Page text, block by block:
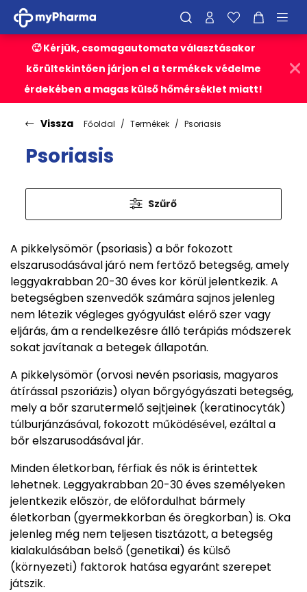
🥵 Kérjük, csomagautomata választásakor
körültekintően járjon el a termékek védelme
érdekében a magas külső hőmérséklet miatt!
Vissza Főoldal Termékek Psoriasis
Psoriasis
Szűrő
A pikkelysömör (psoriasis) a bőr fokozott
elszarusodásával járó nem fertőző betegség, amely
leggyakrabban 20-30 éves kor körül jelentkezik. A
betegségben szenvedők számára sajnos jelenleg
nem létezik végleges gyógyulást elérő szer vagy
eljárás, ám a rendelkezésre álló terápiás módszerek
sokat javítanak a betegek állapotán.
A pikkelysömör (orvosi nevén psoriasis, magyaros
átírással pszoriázis) olyan bőrgyógyászati betegség,
mely a bőr szarutermelő sejtjeinek (keratinocyták)
túlburjánzásával, fokozott működésével, ezáltal a
bőr elszarusodásával jár.
Minden életkorban, férfiak és nők is érintettek
lehetnek. Leggyakrabban 20-30 éves személyeken
jelentkezik először, de előfordulhat bármely
életkorban (gyermekkorban és öregkorban) is. Oka
jelenleg még nem teljesen tisztázott, a betegség
kialakulásában belső (genetikai) és külső
(környezeti) faktorok hatása egyaránt szerepet
játszik.